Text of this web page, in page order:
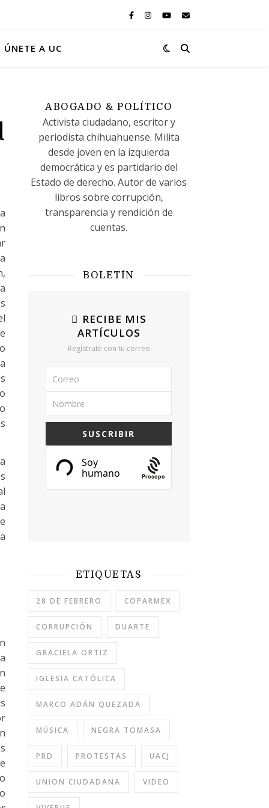
ÚNETE A UC
ABOGADO & POLÍTICO
Activista ciudadano, escritor y
periodista chihuahuense. Milita
desde joven en la izquierda
democrática y es partidario del
Estado de derecho. Autor de varios
libros sobre corrupción,
transparencia y rendición de
cuentas.
BOLETÍN
RECIBE MIS
ARTÍCULOS
Regístrate con tu correo
Prosopo
ETIQUETAS
28 DE FEBRERO COPARMEX
CORRUPCIÓN DUARTE
GRACIELA ORTIZ
IGLESIA CATÓLICA
MARCO ADÁN QUEZADA
MÚSICA NEGRA TOMASA
PRD PROTESTAS UACJ
UNION CIUDADANA VIDEO